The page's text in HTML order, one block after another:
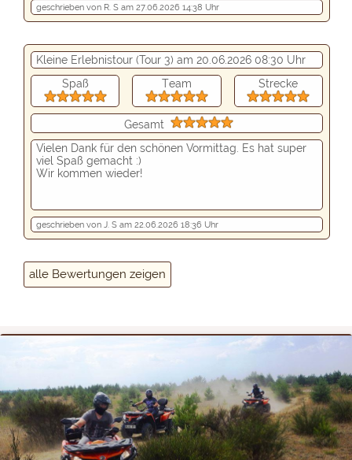
geschrieben von R. S am 27.06.2026 14:38 Uhr
Kleine Erlebnistour (Tour 3) am 20.06.2026 08:30 Uhr
Spaß
Team Strecke
Gesamt
Vielen Dank für den schönen Vormittag. Es hat super
viel Spaß gemacht :)
Wir kommen wieder!
geschrieben von J. S am 22.06.2026 18:36 Uhr
alle Bewertungen zeigen